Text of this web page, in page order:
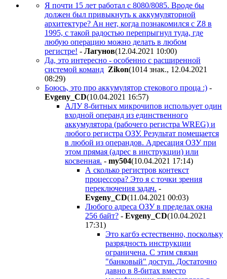
Я почти 15 лет работал с 8080/8085. Вроде бы
должен был привыкнуть к аккумуляторной
архитектуре? Ан нет, когда познакомился с Z8 в
1995, с такой радостью перепрыгнул туда, где
любую операцию можно делать в любом
регистре! - Лaгyнoв(12.04.2021 10:00)
Да, это интересно - особенно с расширенной
системой команд Zikon(1014 знак., 12.04.2021
08:29)
Боюсь, это про аккумулятор стекового проца :) -
Evgeny_CD(10.04.2021 16:57)
АЛУ 8-битных микрочипов использует один
входной операнд из единственного
аккумулятора (рабочего регистра WREG) и
любого регистра ОЗУ. Результат помещается
в любой из операндов. Адресация ОЗУ при
этом прямая (адрес в инструкции) или
косвенная. - my504(10.04.2021 17:14)
А сколько регистров контекст
процессора? Это я с точки зрения
переключения задач. -
Evgeny_CD(11.04.2021 00:03)
Любого адреса ОЗУ в пределах окна
256 байт? - Evgeny_CD(10.04.2021
17:31)
Это кагбэ естественно, поскольку
разрядность инструкции
ограничена. С этим связан
"банковый" доступ. Достаточно
давно в 8-битах вместо